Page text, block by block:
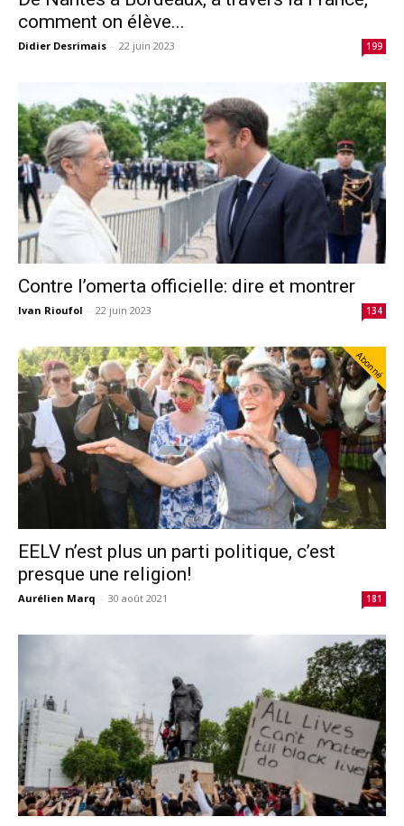
comment on élève...
Didier Desrimais - 22 juin 2023 199
Contre l’omerta officielle: dire et montrer
Ivan Rioufol - 22 juin 2023 134
Abonné
EELV n’est plus un parti politique, c’est
presque une religion!
Aurélien Marq - 30 août 2021 181